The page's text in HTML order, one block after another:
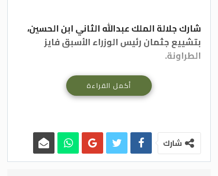
شارك جلالة الملك عبدالله الثاني ابن الحسين،
بتشييع جثمان رئيس الوزراء الأسبق فايز
الطراونة.
وكان قد توفي، الأربعاء، رئيس الوزراء الأسبق،
أكمل القراءة
شارك